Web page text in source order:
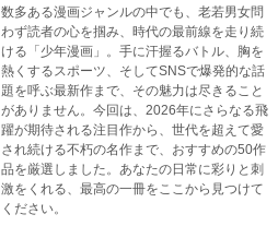
数多ある漫画ジャンルの中でも、老若男女問
わず読者の心を掴み、時代の最前線を走り続
ける「少年漫画」。手に汗握るバトル、胸を
熱くするスポーツ、そしてSNSで爆発的な話
題を呼ぶ最新作まで、その魅力は尽きること
がありません。今回は、2026年にさらなる飛
躍が期待される注目作から、世代を超えて愛
され続ける不朽の名作まで、おすすめの50作
品を厳選しました。あなたの日常に彩りと刺
激をくれる、最高の一冊をここから見つけて
ください。